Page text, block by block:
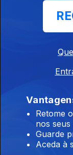
Retome
nos seus
Guarde
Aceda à